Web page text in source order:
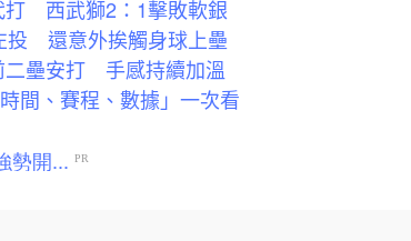
打 西武獅2：1擊敗軟銀
投 還意外挨觸身球上壘
二壘安打 手感持續加溫
間、賽程、數據」一次看